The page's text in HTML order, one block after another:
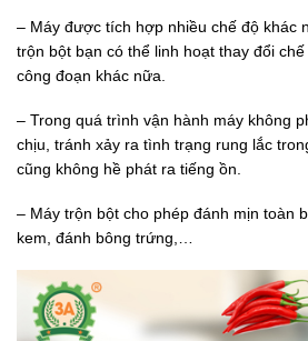
– Máy được tích hợp nhiều chế độ khác
trộn bột bạn có thể linh hoạt thay đổi
công đoạn khác nữa.
– Trong quá trình vận hành máy không
chịu, tránh xảy ra tình trạng rung lắc
cũng không hề phát ra tiếng ồn.
– Máy trộn bột cho phép đánh mịn toàn
kem, đánh bông trứng,…